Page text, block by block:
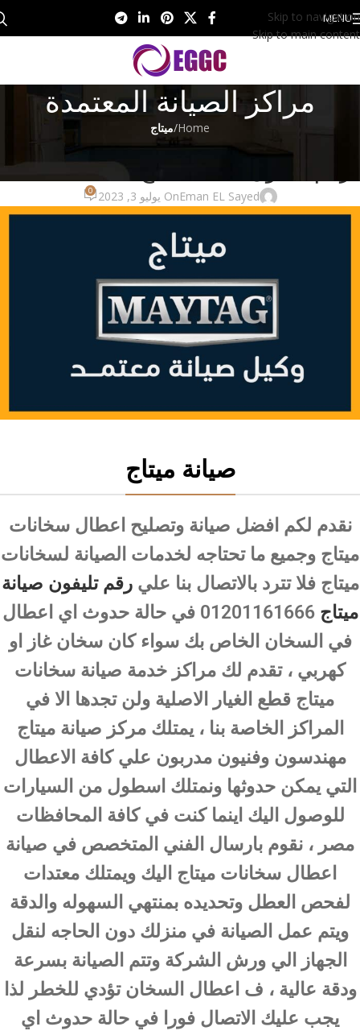
Skip to navigation
Skip to main content
MENU
مراكز الصيانة المعتمدة
Home
/ميتاج
ميتاج
Eman EL SayedOn يوليو 3, 2023 0
صيانة ميتاج
نقدم لكم افضل صيانة وتصليح اعطال سخانات
ميتاج وجميع ما تحتاجه لخدمات الصيانة لسخانات
ميتاج فلا تترد بالاتصال بنا علي رقم تليفون صيانة
ميتاج
01201161666 في حالة حدوث اي اعطال
في السخان الخاص بك سواء كان سخان غاز او
كهربي ، تقدم لك مراكز خدمة صيانة سخانات
ميتاج قطع الغيار الاصلية ولن تجدها الا في
المراكز الخاصة بنا ، يمتلك مركز صيانة ميتاج
مهندسون وفنيون مدربون علي كافة الاعطال
التي يمكن حدوثها ونمتلك اسطول من السيارات
للوصول اليك اينما كنت في كافة المحافظات
مصر ، نقوم بارسال الفني المتخصص في صيانة
اعطال سخانات ميتاج اليك ويمتلك معتدات
لفحص العطل وتحديده بمنتهي السهوله والدقة
ويتم عمل الصيانة في منزلك دون الحاجه لنقل
الجهاز الي ورش الشركة وتتم الصيانة بسرعة
ودقة عالية ، ف اعطال السخان تؤدي للخطر لذا
يجب عليك الاتصال فورا في حالة حدوث اي